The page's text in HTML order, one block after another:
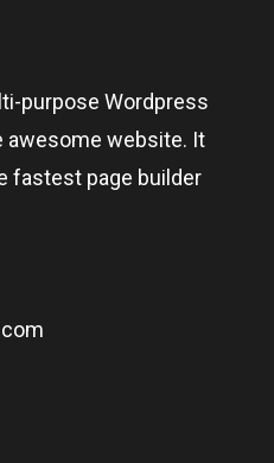
purpose Wordpress
awesome website. It
fastest page builder